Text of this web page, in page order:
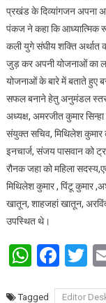
प्रखंड के दिव्यांगजन अपना
पंकज ने कहा कि आध्यात्मिक
कली युगे संघीय शक्ति
जुड़ कर अपनी योजनाओं का
योजनाओं के बारे में बताते हुए
सफल बनाने हेतु अनुमंडल स्तर
अध्यक्ष, अमरजीत कुमार
संयुक्त सचिव, मिथिलेश कुमार
इनचार्ज, संजय पासवान को
रौनक जहा को महिला
मिथिलेश कुमार , पिंटू कुमार
खातून, शाहजहां खातून,
उपस्थित थे।
Tagged Editor